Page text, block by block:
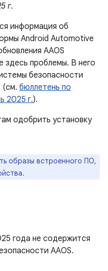
г.
информация об
Android Automotive
AAOS
здесь проблемы. В него
безопасности
(см. бюллетень по
2025 г.).
одобрить установку
образы встроенного ПО,
года не содержится
AAOS.